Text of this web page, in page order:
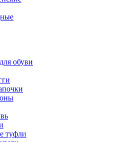
обуви
туфли